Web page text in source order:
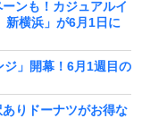
ンも！カジュアルイ
横浜」が6月1日に
ジ」開幕！6月1週目の
りドーナツがお得な